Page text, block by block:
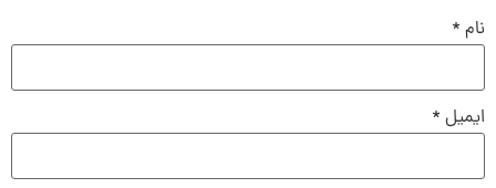
نام *
ایمیل *